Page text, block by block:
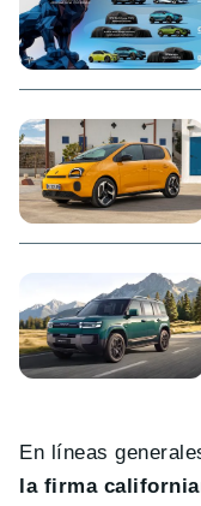
En líneas
la firma